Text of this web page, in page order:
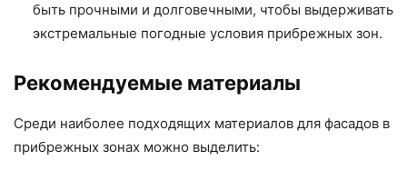
быть прочными и долговечными, чтобы выдерживать
экстремальные погодные условия прибрежных зон.
Рекомендуемые материалы
Среди наиболее подходящих материалов для фасадов в
прибрежных зонах можно выделить: